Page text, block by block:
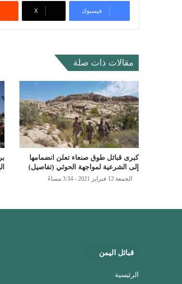
فيسبوك ‫X
مقالات ذات صلة
كبرى قبائل طوق صنعاء تعلن انضمامها
إلى الشرعية لمواجهة الحوثي (تفاصيل)
الجمعة 12 فبراير 2021 - 3:34 مساءً
قبائل اليمن
الرئيسية